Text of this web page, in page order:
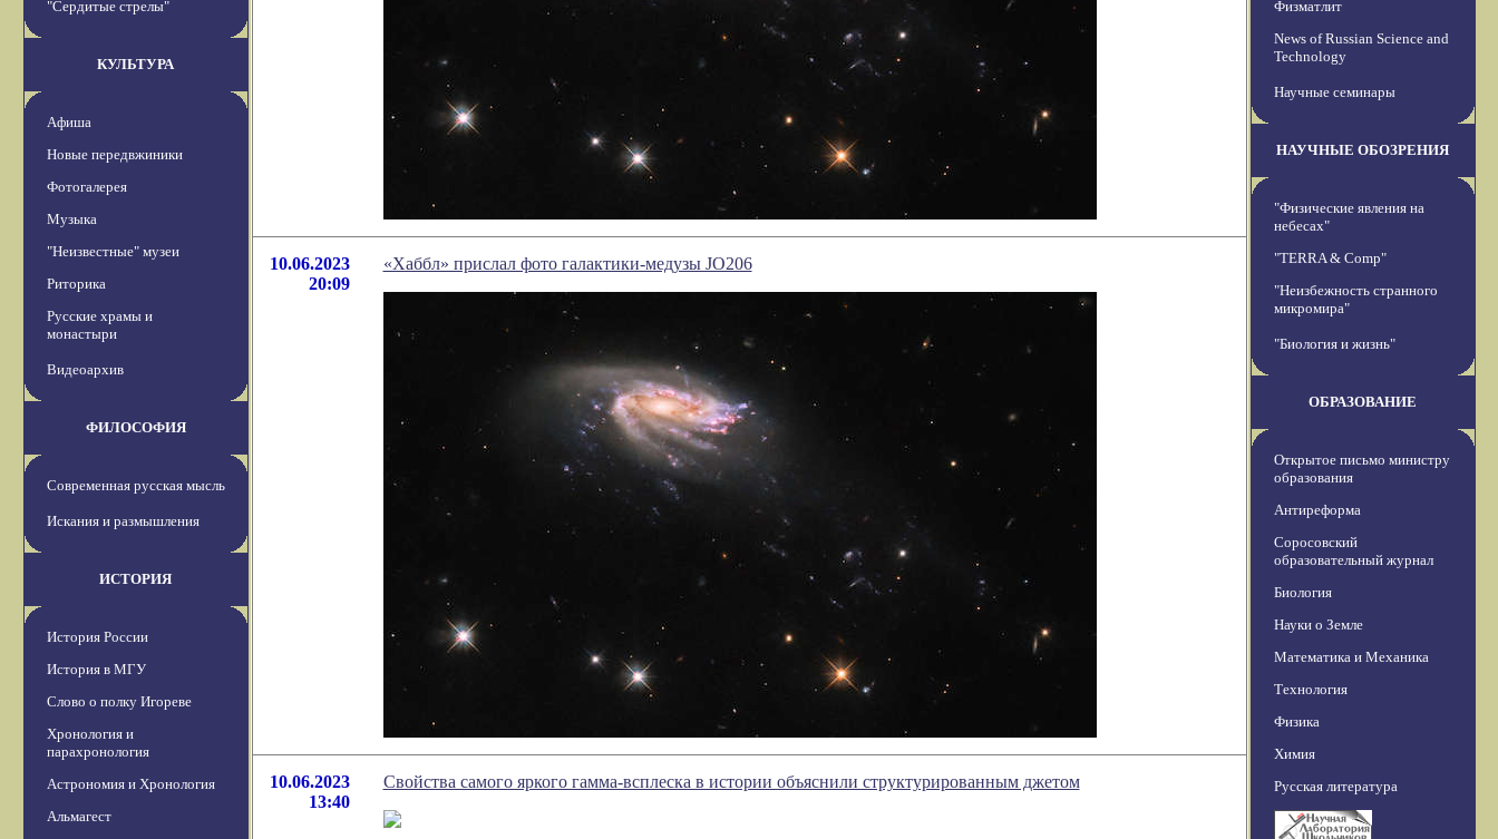
"Сердитые стрелы"
КУЛЬТУРА
Афиша
Новые передвжиники
Фотогалерея
Музыка
"Неизвестные" музеи
Риторика
Русские храмы и
монастыри
Видеоархив
ФИЛОСОФИЯ
Современная русская мысль
Искания и размышления
ИСТОРИЯ
История России
История в МГУ
Слово о полку Игореве
Хронология и
парахронология
Астрономия и Хронология
Альмагест
10.06.2023
20:09
«Хаббл» прислал фото галактики-медузы JO206
10.06.2023
13:40
Свойства самого яркого гамма-всплеска в истории объяснили структурированным джетом
Физматлит
News of Russian Science and
Technology
Научные семинары
НАУЧНЫЕ ОБОЗРЕНИЯ
"Физические явления на
небесах"
"TERRA & Comp"
"Неизбежность странного
микромира"
"Биология и жизнь"
ОБРАЗОВАНИЕ
Открытое письмо министру
образования
Антиреформа
Соросовский
образовательный журнал
Биология
Науки о Земле
Математика и Механика
Технология
Физика
Химия
Русская литература